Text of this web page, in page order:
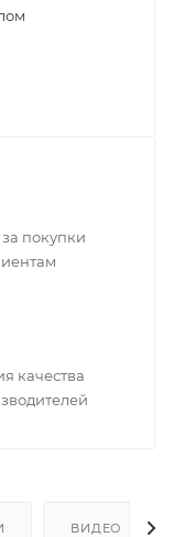
покупки
качества
ВИДЕО